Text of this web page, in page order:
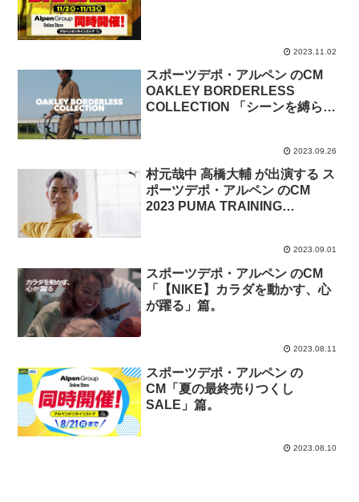
2023.11.02
スポーツデポ・アルペン のCM
OAKLEY BORDERLESS
COLLECTION 「シーンを縛らな
2023.09.26
村元哉中 高橋大輔 が出演する ス
ポーツデポ・アルペン のCM
2023 PUMA TRAINING
2023.09.01
スポーツデポ・アルペン のCM
「【NIKE】カラダを動かす、心
が躍る」篇。
2023.08.11
スポーツデポ・アルペン の
CM「夏の最終売りつくし
SALE」篇。
2023.08.10